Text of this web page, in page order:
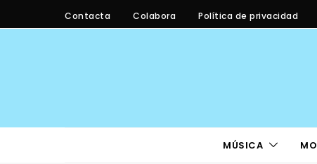
Contacta Colabora Política de privacidad
MÚSICA